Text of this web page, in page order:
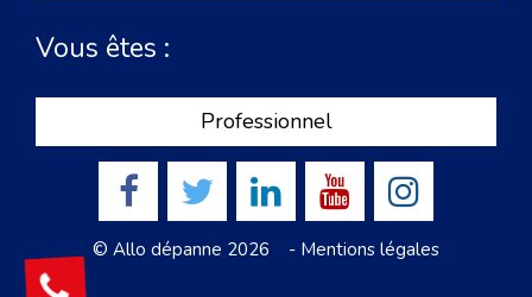
Vous êtes :
Professionnel
© Allo dépanne 2026 - Mentions légales